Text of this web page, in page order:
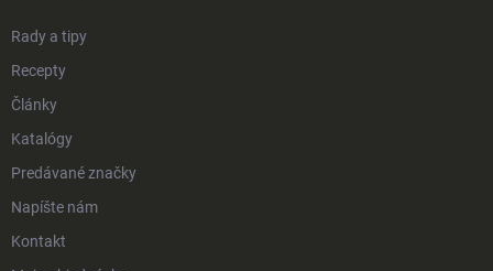
Rady a tipy
Recepty
Články
Katalógy
Predávané značky
Napíšte nám
Kontakt